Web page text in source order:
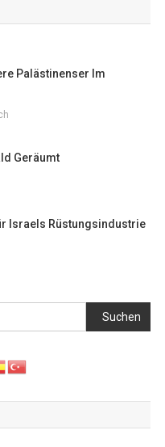
Palästinenser Im
Geräumt
Israels Rüstungsindustrie
Suchen